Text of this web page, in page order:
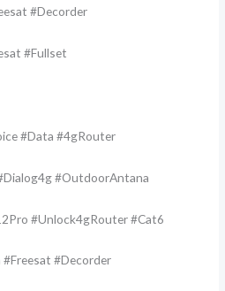
#Decorder
#Fullset
#Data #4gRouter
#OutdoorAntana
#Unlock4gRouter #Cat6
#Decorder